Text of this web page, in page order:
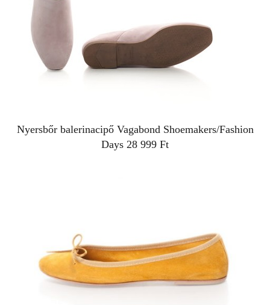
Nyersbőr balerinacipő Vagabond Shoemakers/Fashion
Days 28 999 Ft